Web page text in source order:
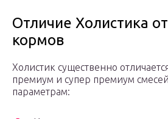
Отличие Холистика
кормов
Холистик существенно
премиум и супер премиум
параметрам: